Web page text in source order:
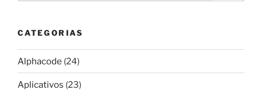
CATEGORIAS
Alphacode (24)
Aplicativos (23)